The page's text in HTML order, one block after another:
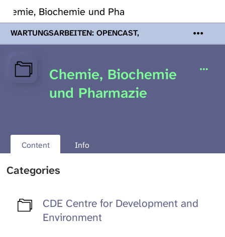
Chemie, Biochemie und Pharmazie
WARTUNGSARBEITEN: OPENCAST,
PODCASTS & TOBIRA
Mi 19. August
Wartungsarbeiten an den Opencast-
Servern werden Ihnen Podcasts,
Opencast-Videos und Tobira nicht zur
Verfügung stehen. Kontakt:
Chemie, Biochemie
und Pharmazie
Content Info
Categories
CDE Centre for Development and
Environment